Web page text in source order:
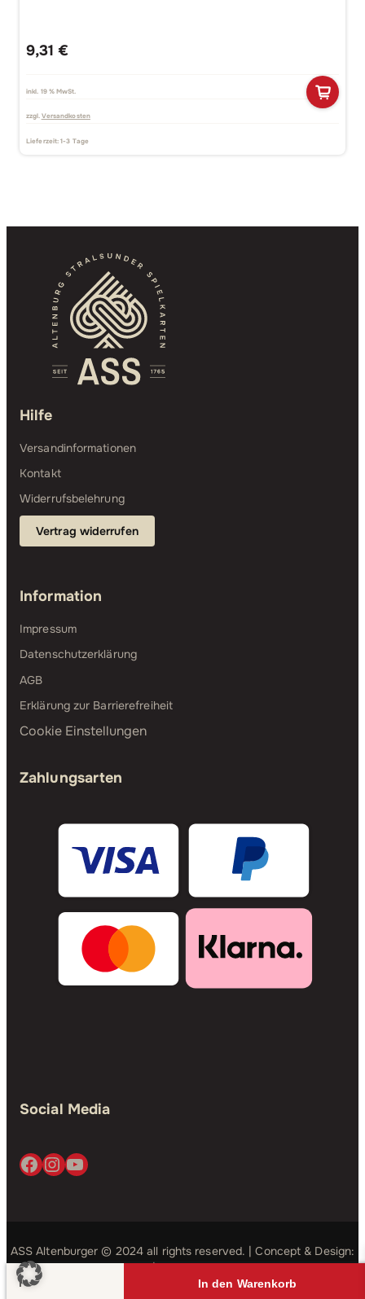
Crazy
Mau
In den Warenkorb
9,31 €
inkl. 19 % MwSt.
zzgl. Versandkosten
Lieferzeit:1-3 Tage
Hilfe
Versandinformationen
Kontakt
Widerrufsbelehrung
Vertrag widerrufen
Information
Impressum
Datenschutzerklärung
AGB
Erklärung zur Barrierefreiheit
Cookie Einstellungen
Zahlungsarten
Social Media
Facebook
Instagram
YouTube
ASS Altenburger © 2024 all rights reserved. | Concept & Design:
Simple Studio| Development:Good Bits